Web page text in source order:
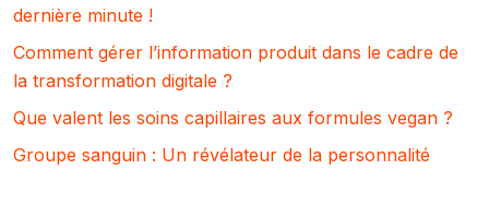
dernière minute !
Comment gérer l’information produit dans le cadre de
la transformation digitale ?
Que valent les soins capillaires aux formules vegan ?
Groupe sanguin : Un révélateur de la personnalité